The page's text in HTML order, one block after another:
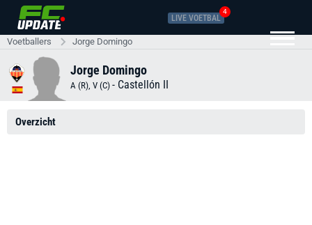
LIVE VOETBAL
4
Voetballers Jorge Domingo
Jorge Domingo
A (R), V (C) - Castellón II
Overzicht